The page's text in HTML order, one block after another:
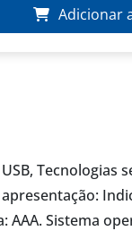
Adicionar
Tecnologias
Sistema